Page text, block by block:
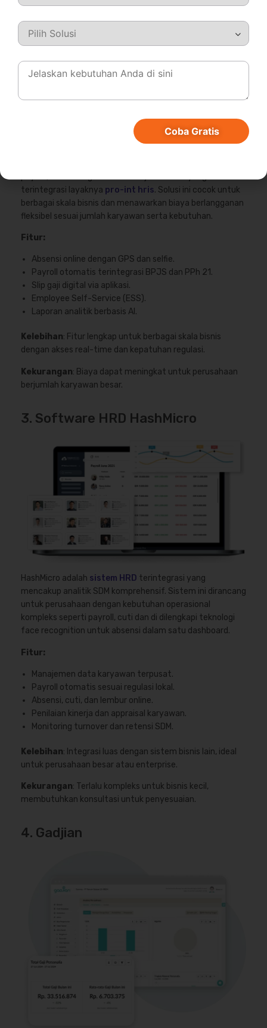
terintegrasi layaknya pro-int hris. Solusi ini cocok untuk
berbagai skala bisnis dan menawarkan biaya berlangganan
fleksibel sesuai jumlah karyawan serta kebutuhan.
Fitur:
Absensi online dengan GPS dan selfie.
Payroll otomatis terintegrasi BPJS dan PPh 21.
Slip gaji digital via aplikasi.
Employee Self-Service (ESS).
Laporan analitik berbasis AI.
Kelebihan: Fitur lengkap untuk berbagai skala bisnis
dengan akses real-time dan kepatuhan regulasi.
Kekurangan: Biaya dapat meningkat untuk perusahaan
berjumlah karyawan besar.
3. Software HRD HashMicro
HashMicro adalah sistem HRD terintegrasi yang
mencakup analitik SDM komprehensif. Sistem ini dirancang
untuk perusahaan dengan kebutuhan operasional
kompleks seperti payroll, cuti dan di dilengkapi teknologi
face recognition untuk absensi dalam satu dashboard.
Fitur:
Manajemen data karyawan terpusat.
Payroll otomatis sesuai regulasi lokal.
Absensi, cuti, dan lembur online.
Penilaian kinerja dan appraisal karyawan.
Monitoring turnover dan retensi SDM.
Kelebihan: Integrasi luas dengan sistem bisnis lain, ideal
untuk perusahaan besar atau enterprise.
Kekurangan: Terlalu kompleks untuk bisnis kecil,
membutuhkan konsultasi untuk penyesuaian.
4. Gadjian
Coba Gratis